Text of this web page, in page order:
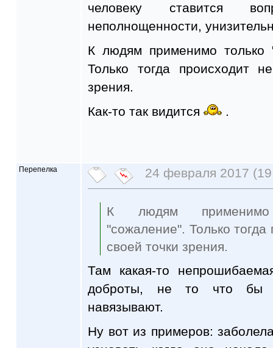
человеку ставится
неполнощенности,
К людям применимо только
Только тогда происходит
зрения.
Как-то так видится
.
Перепелка 24 февраля 2017
К людям применимо
"сожаление". Только
своей точки зрения.
Там какая-то
доброты, не то что бы
навязывают.
Ну вот из примеров: